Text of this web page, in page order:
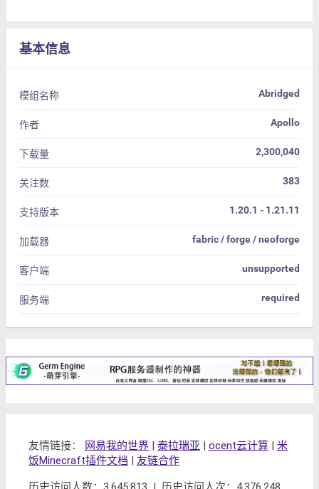
基本信息
模组名称 Abridged
作者 Apollo
下载量 2,300,040
关注数 383
支持版本 1.20.1 - 1.21.11
加载器 fabric / forge / neoforge
客户端 unsupported
服务端 required
友情链接： 网易我的世界 | 泰拉瑞亚 | ocent云计算 | 米
饭Minecraft插件文档 | 友链合作